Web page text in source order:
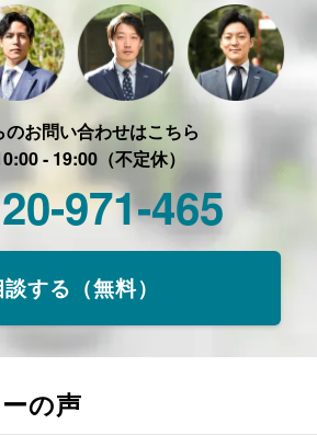
のお問い合わせはこちら
- 19:00（不定休）
971-465
する（無料）
の声